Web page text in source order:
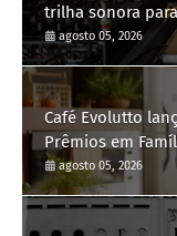
trilha sonora
agosto 05, 2026
Café Evolutto
Prêmios em
agosto 05, 2026